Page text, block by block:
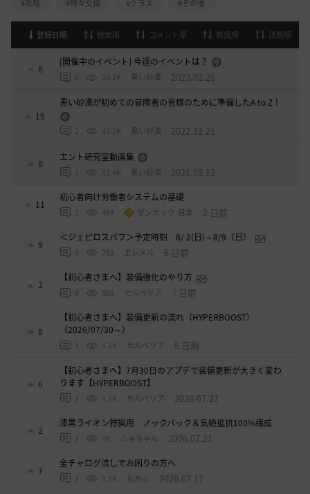
#攻略 #物々交換 #クラス #その他
登録日順 検索順 コメント順 推奨順 話題順
8
[開催中のイベント] 今週のイベントは？
0 53.1K 黒い砂漠 2023.02.28
19
黒い砂漠が初めての冒険者の皆様のために準備したA to Z！
2 43.2K 黒い砂漠 2022.12.21
8
エント研究室動画集
1 32.4K 黒い砂漠 2021.05.12
11
初心者向け労働者システムの基礎
1 464 ザンナック-日本 2 日前
9
＜ジェピロスバフ＞予定時刻 8/ 2(日)～8/9（日）
0 753 エレメル 6 日前
2
【初心者さまへ】装備強化のやり方
0 803 セルベリア 7 日前
8
【初心者さまへ】装備更新の流れ（HYPERBOOST）
（2026/07/30～）
1 1.1K セルベリア 8 日前
6
【初心者さまへ】7月30日のアプデで装備更新が大きく変わ
ります【HYPERBOOST】
1 1.1K セルベリア 2026.07.27
2
漆黒ライオン狩猟用 ノックバック＆気絶抵抗100%構成
1 1K ふぁちゃん 2026.07.21
7
全チャログ流しでお困りの方へ
1 1.1K もかふ 2026.07.17